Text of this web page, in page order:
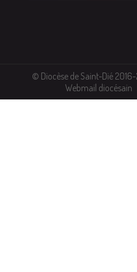
© Diocèse de Saint-Dié
Webmail diocésain